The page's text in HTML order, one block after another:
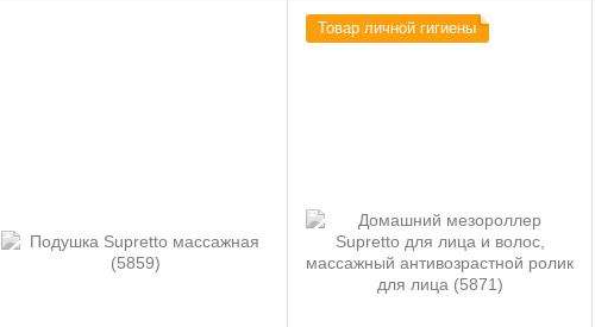
Товар личной гигиены